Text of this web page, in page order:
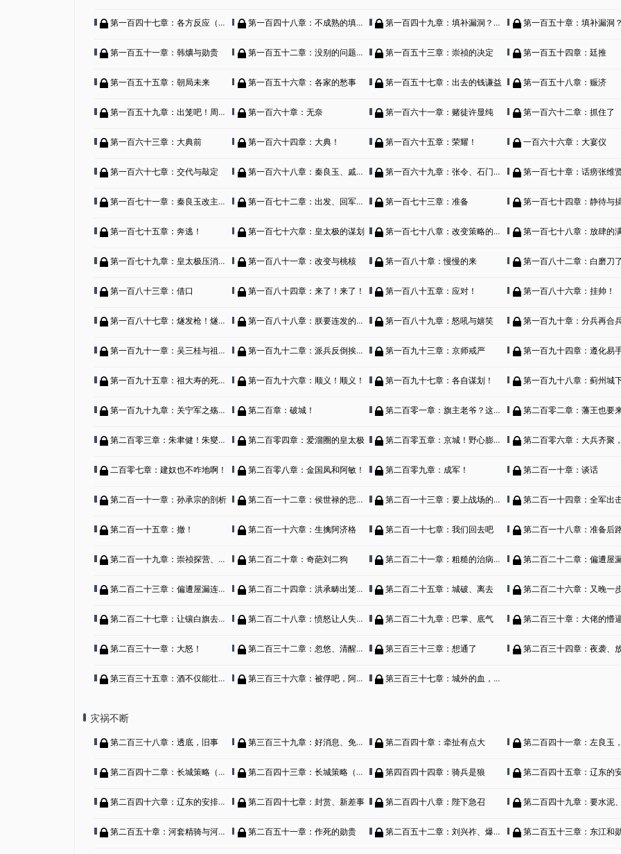
第一百四十七章：各方反应（下） 第一百四十八章：不成熟的填补河套方案 第一百四十九章：填补漏洞？错！是党争（上） 第一百五十章：填补漏洞？错！是党争。
第一百五十一章：韩爌与勋贵 第一百五十二章：没别的问题，就是缺钱！ 第一百五十三章：崇祯的决定 第一百五十四章：廷推
第一百五十五章：朝局未来 第一百五十六章：各家的愁事 第一百五十七章：出去的钱谦益 第一百五十八章：赈济
第一百五十九章：出笼吧！周延儒！ 第一百六十章：无奈 第一百六十一章：赌徒许显纯 第一百六十二章：抓住了
第一百六十三章：大典前 第一百六十四章：大典！ 第一百六十五章：荣耀！ 一百六十六章：大宴仪
第一百六十七章：交代与敲定 第一百六十八章：秦良玉、戚家军之殇！ 第一百六十九章：张令、石门寨旧事。 第一百七十章：话痨张维贤与秦
第一百七十一章：秦良玉改主意，土豆炖牛肉！ 第一百七十二章：出发、回军、滚蛋！ 第一百七十三章：准备 第一百七十四章：静待与
第一百七十五章：奔逃！ 第一百七十六章：皇太极的谋划 第一百七十八章：改变策略的崇祯与赏赐！ 第一百七十八章：放肆的
第一百七十九章：皇太极压消息，张采的趣事。 第一百八十一章：改变与桃核 第一百八十章：慢慢的来 第一百八十二章：白磨刀了
第一百八十三章：借口 第一百八十四章：来了！来了！ 第一百八十五章：应对！ 第一百八十六章：挂帅！
第一百八十七章：燧发枪！燧发枪！ 第一百八十八章：朕要连发的重机枪！ 第一百八十九章：怒吼与嬉笑 第一百九十章：分兵再合
第一百九十一章：吴三桂与祖大寿、孙承宗与袁崇焕！ 第一百九十二章：派兵反倒挨骂的崇祯 第一百九十三章：京师戒严 第一百九十四章：遵化易
第一百九十五章：祖大寿的死皮赖脸，皇太极的愤怒！ 第一百九十六章：顺义！顺义！ 第一百九十七章：各自谋划！ 第一百九十八章：蓟州城下的战
第一百九十九章：关宁军之殇、准备巷战！ 第二百章：破城！ 第二百零一章：旗主老爷？这网你喜欢不？ 第二百零二章：藩王也要来勤
第二百零三章：朱聿健！朱燮元的见解！ 第二百零四章：爱溜圈的皇太极 第二百零五章：京城！野心膨胀！ 第二百零六章：大兵齐聚，准备开
二百零七章：建奴也不咋地啊！ 第二百零八章：金国凤和阿敏！ 第二百零九章：成军！ 第二百一十章：谈话
第二百一十一章：孙承宗的剖析 第二百一十二章：侯世禄的悲愤！ 第二百一十三章：要上战场的崇祯！ 第二百一十四章：全军出
第二百一十五章：撤！ 第二百一十六章：生擒阿济格 第二百一十七章：我们回去吧 第二百一十八章：准备后
第二百一十九章：崇祯探营、再收一将 第二百二十章：奇葩刘二狗 第二百二十一章：粗糙的治病，谈话 第二百二十二章：偏遭屋漏连夜雨
第二百二十三章：偏遭屋漏连夜雨（下） 第二百二十四章：洪承畴出笼、田尔耕带兵。 第二百二十五章：城破、离去 第二百二十六章：又晚一步，
第二百二十七章：让镶白旗去吧，除夕 第二百二十八章：愤怒让人失去理智！ 第二百二十九章：巴掌、底气 第二百三十章：大佬的懵逼反
第二百三十一章：大怒！ 第二百三十二章：忽悠、清醒、难题 第三百三十三章：想通了 第二百三十四章：夜袭、放弃
第三百三十五章：酒不仅能壮怂人胆 第三百三十六章：被俘吧，阿敏！ 第三百三十七章：城外的血，城头的诗
灾祸不断
第二百三十八章：透底，旧事 第三百三十九章：好消息、免赋税 第二百四十章：牵扯有点大 第二百四十一章：左良玉
第二百四十二章：长城策略（上） 第二百四十三章：长城策略（下） 第四百四十四章：骑兵是狼 第二百四十五章：辽东的安排（
第二百四十六章：辽东的安排（下） 第二百四十七章：封赏、新差事 第二百四十八章：陛下急召 第二百四十九章：要水泥、心头
第二百五十章：河套精骑与河套行都司 第二百五十一章：作死的勋贵 第二百五十二章：刘兴祚、爆菊、兵源 第二百五十三章：东江和勋贵的旧事、未来